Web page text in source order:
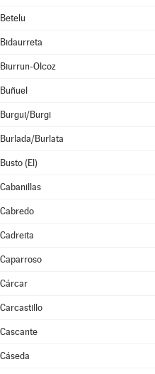
Betelu
Bidaurreta
Biurrun-Olcoz
Buñuel
Burgui/Burgi
Burlada/Burlata
Busto (El)
Cabanillas
Cabredo
Cadreita
Caparroso
Cárcar
Carcastillo
Cascante
Cáseda